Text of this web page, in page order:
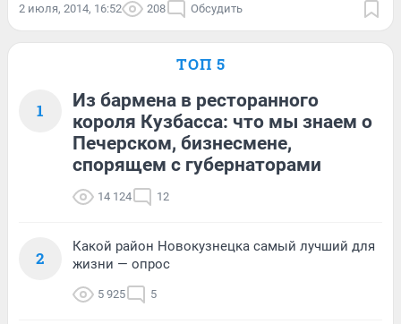
2 июля, 2014, 16:52 208 Обсудить
ТОП 5
1
Из бармена в ресторанного
короля Кузбасса: что мы знаем о
Печерском, бизнесмене,
спорящем с губернаторами
14 124 12
2
Какой район Новокузнецка самый лучший для
жизни — опрос
5 925 5